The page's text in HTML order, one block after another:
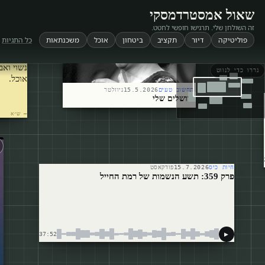
שאול אמסטרדמסקי
זה השולחן שלי. תרגישו חופשי לחטט.
פוליטיקה דיור תקציב ביטחון אוכל משכנתאות כל התגיות
חיות כיס15.7.2026פודקאסט
פרק 359: תשע הנשמות של רמת החייל
▶
37:52
שאול
נשוי
אוכל.
— ש״א
תחשוב טעים15.5.2026ניוזלטר
ירושלים שלי
גררו כדי לנווט